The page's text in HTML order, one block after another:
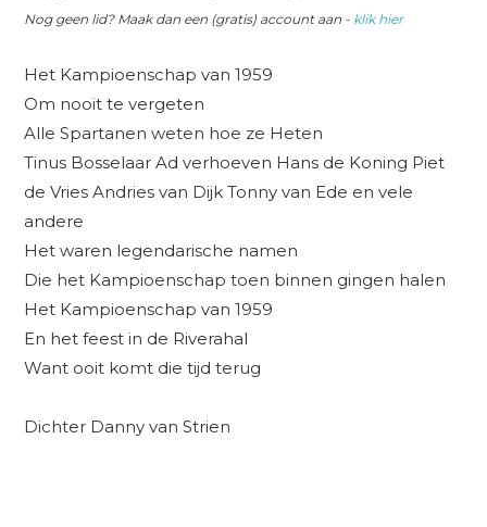
Nog geen lid? Maak dan een (gratis) account aan - klik hier
Het Kampioenschap van 1959
Om nooit te vergeten
Alle Spartanen weten hoe ze Heten
Tinus Bosselaar Ad verhoeven Hans de Koning Piet
de Vries Andries van Dijk Tonny van Ede en vele
andere
Het waren legendarische namen
Die het Kampioenschap toen binnen gingen halen
Het Kampioenschap van 1959
En het feest in de Riverahal
Want ooit komt die tijd terug
Dichter Danny van Strien